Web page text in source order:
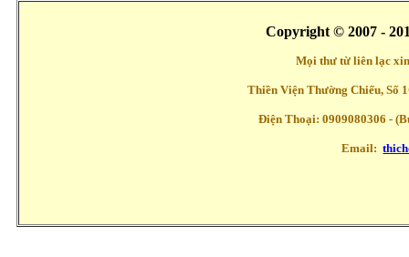
Copyright © 2007 -
Mọi thư từ liên lạc
Thiền Viện Thường Chiếu, Số
Điện Thoại: 0909080306 -
Email: